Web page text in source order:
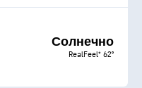
Солнечно
RealFeel® 62°